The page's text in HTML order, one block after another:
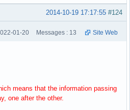
#124
2014-10-19 17:17:55
01-20 Messages : 13 Site Web
means that the information passing
one after the other.